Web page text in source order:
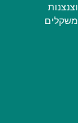
וצנצנות
משקלים